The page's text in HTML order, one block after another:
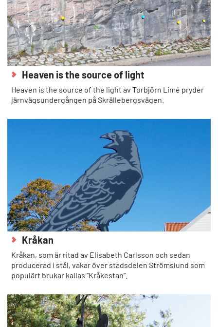
Heaven is the source of light
Heaven is the source of the light av Torbjörn Limé pryder
järnvägsundergången på Skrällebergsvägen.
Kråkan
Kråkan, som är ritad av Elisabeth Carlsson och sedan
producerad i stål, vakar över stadsdelen Strömslund som
populärt brukar kallas ”Kråkestan”.